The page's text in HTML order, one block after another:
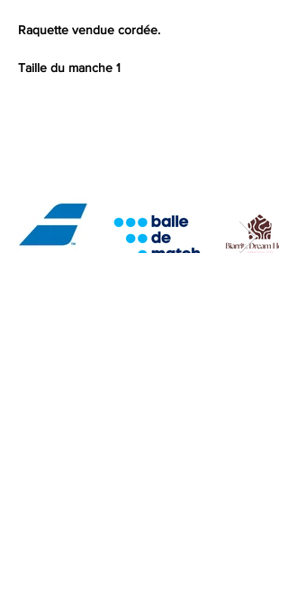
Raquette vendue cordée.
Taille du manche 1